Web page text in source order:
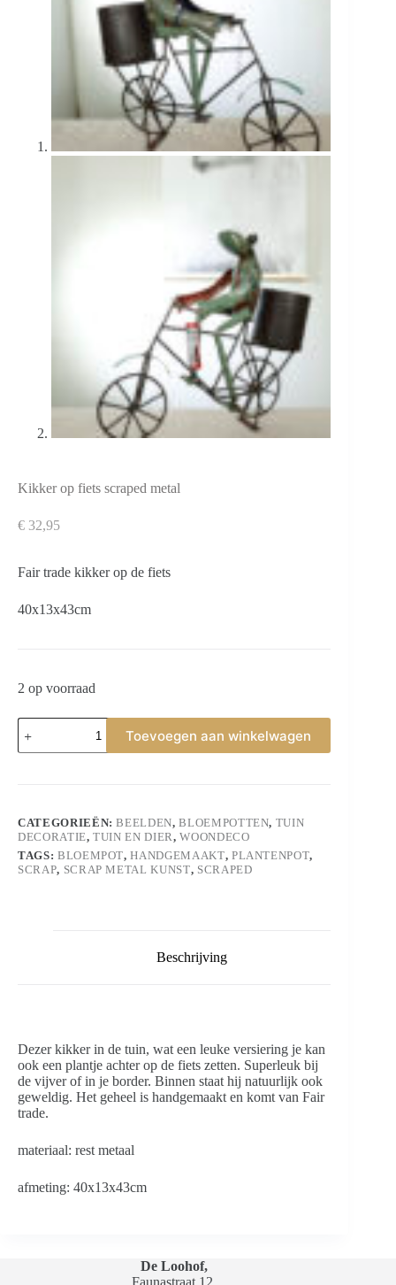
Kikker op fiets scraped metal
€ 32,95
Fair trade kikker op de fiets
40x13x43cm
2 op voorraad
Kikker
op
fiets
Toevoegen aan winkelwagen
CATEGORIEËN:BEELDEN,BLOEMPOTTEN, TUIN
DECORATIE,TUIN EN DIER,WOONDECO
TAGS: BLOEMPOT,HANDGEMAAKT, PLANTENPOT,
SCRAP, SCRAP METAL KUNST, SCRAPED
Beschrijving
Dezer kikker in de tuin, wat een leuke versiering je kan
ook een plantje achter op de fiets zetten. Superleuk bij
de vijver of in je border. Binnen staat hij natuurlijk ook
geweldig. Het geheel is handgemaakt en komt van Fair
trade.
materiaal: rest metaal
afmeting: 40x13x43cm
De Loohof,